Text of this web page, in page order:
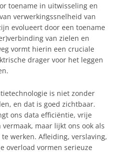
toename in uitwisseling en
verwerkingssnelheid van
evolueert door een toename
van zielen en
vormt hierin een cruciale
drager voor het leggen
is niet zonder
en dat is goed zichtbaar.
ons data efficiëntie, vrije
maar lijkt ons ook als
werken. Afleiding, verslaving,
overload vormen serieuze